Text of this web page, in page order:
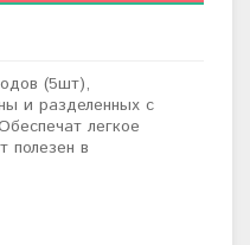
(5шт),
и разделенных с
легкое
полезен в